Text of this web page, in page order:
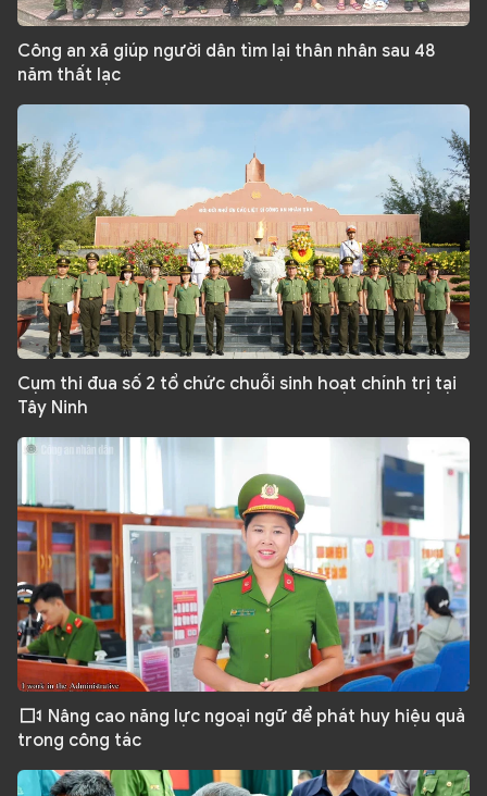
Công an xã giúp người dân tìm lại thân nhân sau 48
năm thất lạc
Cụm thi đua số 2 tổ chức chuỗi sinh hoạt chính trị tại
Tây Ninh
Nâng cao năng lực ngoại ngữ để phát huy hiệu quả
trong công tác